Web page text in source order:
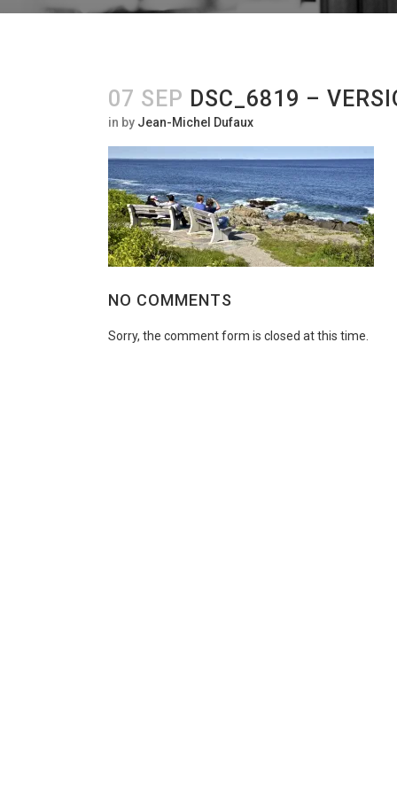
07 SEP DSC_6819 –
in by Jean-Michel Dufaux
NO COMMENTS
Sorry, the comment form is closed at this time.